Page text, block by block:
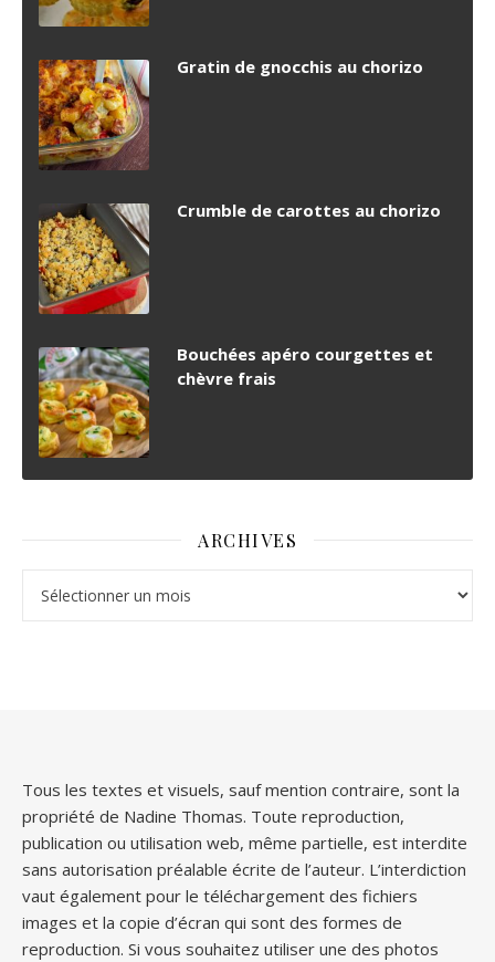
Gratin de gnocchis au chorizo
Crumble de carottes au chorizo
Bouchées apéro courgettes et
chèvre frais
ARCHIVES
Tous les textes et visuels, sauf mention contraire, sont la
propriété de Nadine Thomas. Toute reproduction,
publication ou utilisation web, même partielle, est interdite
sans autorisation préalable écrite de l’auteur. L’interdiction
vaut également pour le téléchargement des fichiers
images et la copie d’écran qui sont des formes de
reproduction. Si vous souhaitez utiliser une des photos